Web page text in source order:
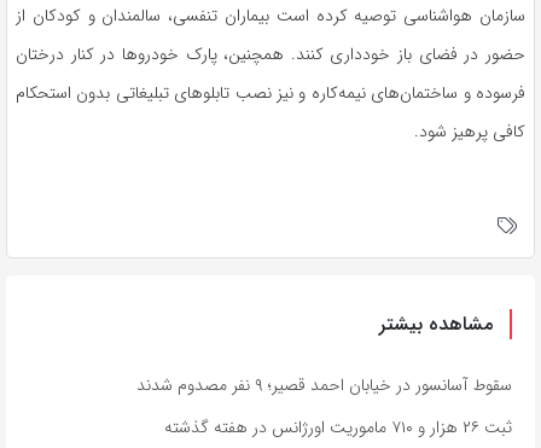
سازمان هواشناسی توصیه کرده است بیماران تنفسی، سالمندان و کودکان از
حضور در فضای باز خودداری کنند. همچنین، پارک خودرو‌ها در کنار درختان
فرسوده و ساختمان‌های نیمه‌کاره و نیز نصب تابلو‌های تبلیغاتی بدون استحکام
کافی پرهیز شود.
مشاهده بیشتر
سقوط آسانسور در خیابان احمد قصیر؛ ۹ نفر مصدوم شدند
ثبت ۲۶ هزار و ۷۱۰ ماموریت اورژانس در هفته گذشته